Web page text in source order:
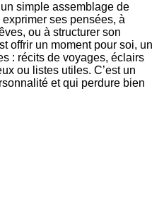
simple assemblage de
ses pensées, à
ou à structurer son
offrir un moment pour soi, un
: récits de voyages, éclairs
ou listes utiles. C’est un
et qui perdure bien